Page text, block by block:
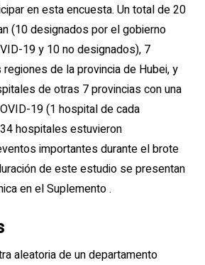
en esta encuesta. Un total de 20
(10 designados por el gobierno
19 y 10 no designados), 7
de la provincia de Hubei, y
de otras 7 provincias con una
19 (1 hospital de cada
hospitales estuvieron
importantes durante el brote
de este estudio se presentan
en el Suplemento .
aleatoria de un departamento